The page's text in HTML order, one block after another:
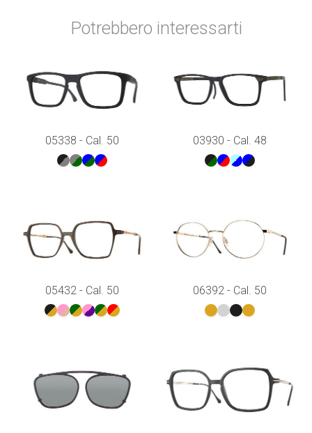
Potrebbero interessarti
05338 - Cal. 50 03930 - Cal. 48
05432 - Cal. 50 06392 - Cal. 50